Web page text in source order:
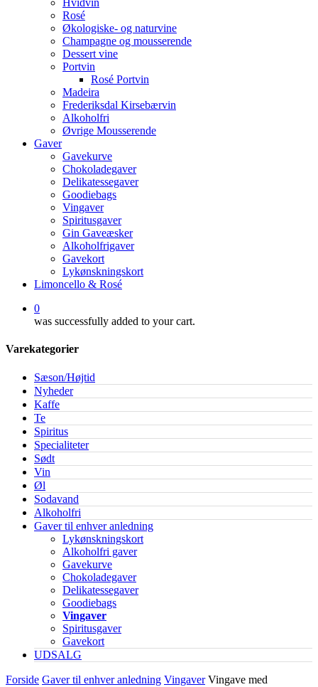
Hvidvin
Rosé
Økologiske- og naturvine
Champagne og mousserende
Dessert vine
Portvin
Rosé Portvin
Madeira
Frederiksdal Kirsebærvin
Alkoholfri
Øvrige Mousserende
Gaver
Gavekurve
Chokoladegaver
Delikatessegaver
Goodiebags
Vingaver
Spiritusgaver
Gin Gaveæsker
Alkoholfrigaver
Gavekort
Lykønskningskort
Limoncello & Rosé
0
was successfully added to your cart.
Varekategorier
Sæson/Højtid
Nyheder
Kaffe
Te
Spiritus
Specialiteter
Sødt
Vin
Øl
Sodavand
Alkoholfri
Gaver til enhver anledning
Lykønskningskort
Alkoholfri gaver
Gavekurve
Chokoladegaver
Delikatessegaver
Goodiebags
Vingaver
Spiritusgaver
Gavekort
UDSALG
Forside Gaver til enhver anledning Vingaver Vingave med